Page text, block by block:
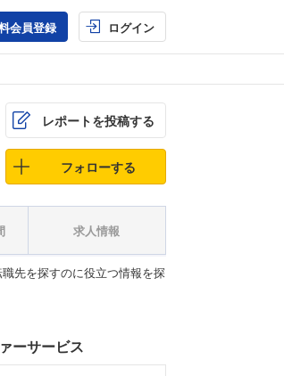
会員登録 ログイン
レポートを投稿する
フォローする
求人情報
先を探すのに役立つ情報を探
ーサービス